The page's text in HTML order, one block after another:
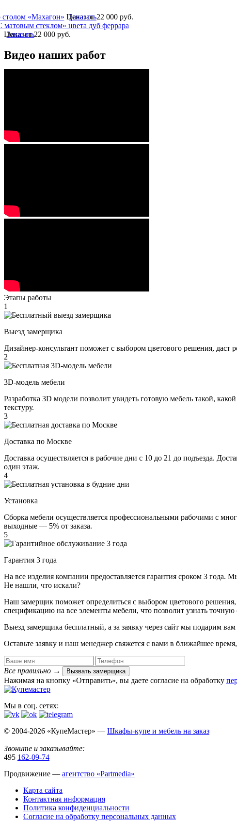
«Махагон» Цена:от 22 000руб.
Заказать
стеклом» цвета дуб феррара
Цена:от 22 000 руб.
Заказать
Видео наших работ
Этапы работы
1
Выезд замерщика
Дизайнер-консультант поможет с выбором цветового решения,
2
3D-модель мебели
Разработка 3D модели позволит увидеть готовую мебель такой,
текстуру.
3
Доставка по Москве
Доставка осуществляется в рабочие дни с 10 до 21 до подъезда.
один этаж.
4
Установка
Сборка мебели осуществляется профессиональными рабочими с
выходные — 5% от заказа.
5
Гарантия 3 года
На все изделия компании предоставляется гарантия сроком 3
Не нашли, что искали?
Наш замерщик поможет определиться с выбором цветового
спецификацию на все элементы мебели, что позволит узнать точную
Выезд замерщика бесплатный, а за заявку через сайт мы подарим
Оставьте заявку и наш менеджер свяжется с вами в ближайшее
Все правильно → Вызвать замерщика
Нажимая на кнопку «Отправить», вы даете согласие на обработку
Мы в соц. сетях:
© 2004-2026 «КупеМастер» — Шкафы-купе и мебель на заказ
Звоните и заказывайте:
495 162-09-74
Продвижение — агентство «Partmedia»
Карта сайта
Контактная информация
Политика конфиденциальности
Согласие на обработку персональных данных